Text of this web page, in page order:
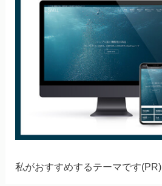
私がおすすめするテーマです(PR)